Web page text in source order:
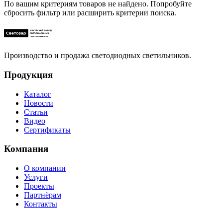
По вашим критериям товаров не найдено. Попробуйте
сбросить фильтр или расширить критерии поиска.
Производство и продажа светодиодных светильников.
Продукция
Каталог
Новости
Статьи
Видео
Сертификаты
Компания
О компании
Услуги
Проекты
Партнёрам
Контакты